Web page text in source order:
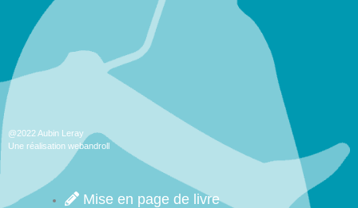
@2022 Aubin Leray
Une réalisation webandroll
Mise en page de livre